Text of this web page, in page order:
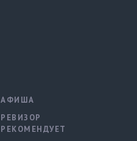
АФИША
РЕВИЗОР
РЕКОМЕНДУЕТ